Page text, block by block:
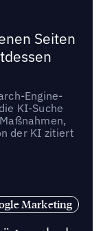
Seiten
Engine-
KI-Suche
der KI zitiert
Marketing